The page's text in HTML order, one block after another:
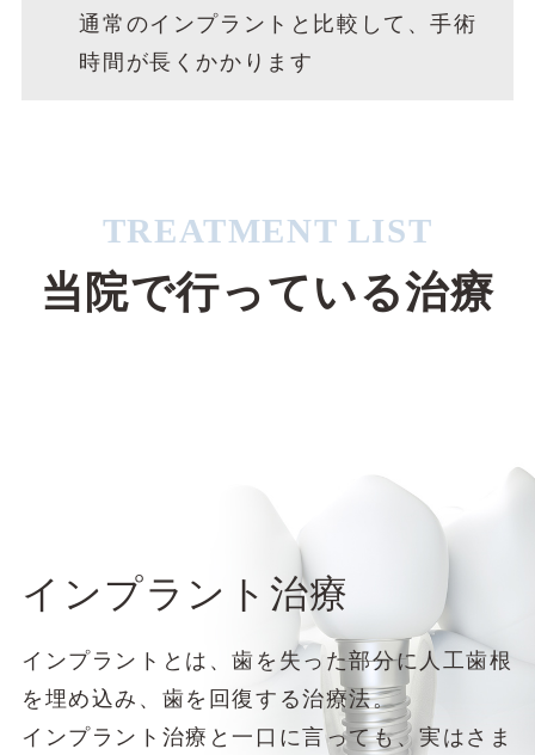
通常のインプラントと比較して、手術
時間が長くかかります
TREATMENT LIST
当院で行っている治療
インプラント治療
インプラントとは、歯を失った部分に人工歯根
を埋め込み、歯を回復する治療法。
インプラント治療と一口に言っても、実はさま